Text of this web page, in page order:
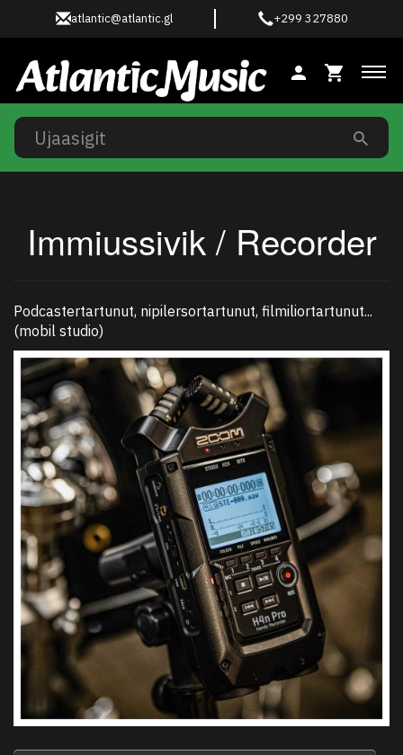
atlantic@atlantic.gl +299 327880
Immiussivik / Recorder
Podcastertartunut, nipilersortartunut, filmiliortartunut...
(mobil studio)